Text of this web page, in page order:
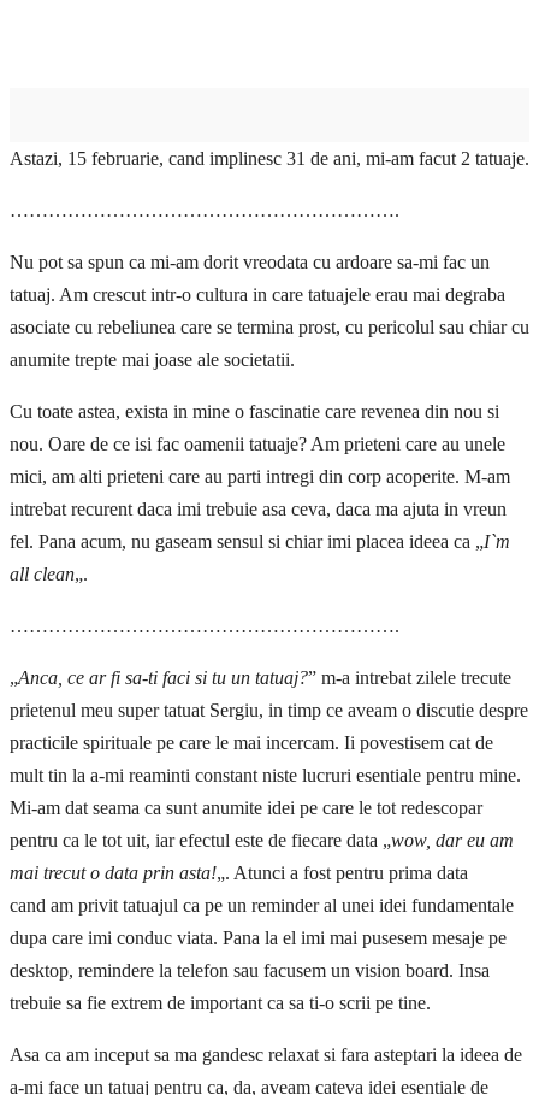
Astazi, 15 februarie, cand implinesc 31 de ani, mi-am facut 2 tatuaje.
…………………………………………………….
Nu pot sa spun ca mi-am dorit vreodata cu ardoare sa-mi fac un
tatuaj. Am crescut intr-o cultura in care tatuajele erau mai degraba
asociate cu rebeliunea care se termina prost, cu pericolul sau chiar cu
anumite trepte mai joase ale societatii.
Cu toate astea, exista in mine o fascinatie care revenea din nou si
nou. Oare de ce isi fac oamenii tatuaje? Am prieteni care au unele
mici, am alti prieteni care au parti intregi din corp acoperite. M-am
intrebat recurent daca imi trebuie asa ceva, daca ma ajuta in vreun
fel. Pana acum, nu gaseam sensul si chiar imi placea ideea ca „I`m
all clean„.
…………………………………………………….
„Anca, ce ar fi sa-ti faci si tu un tatuaj?” m-a intrebat zilele trecute
prietenul meu super tatuat Sergiu, in timp ce aveam o discutie despre
practicile spirituale pe care le mai incercam. Ii povestisem cat de
mult tin la a-mi reaminti constant niste lucruri esentiale pentru mine.
Mi-am dat seama ca sunt anumite idei pe care le tot redescopar
pentru ca le tot uit, iar efectul este de fiecare data „wow, dar eu am
mai trecut o data prin asta!„. Atunci a fost pentru prima data
cand am privit tatuajul ca pe un reminder al unei idei fundamentale
dupa care imi conduc viata. Pana la el imi mai pusesem mesaje pe
desktop, remindere la telefon sau facusem un vision board. Insa
trebuie sa fie extrem de important ca sa ti-o scrii pe tine.
Asa ca am inceput sa ma gandesc relaxat si fara asteptari la ideea de
a-mi face un tatuaj pentru ca, da, aveam cateva idei esentiale de